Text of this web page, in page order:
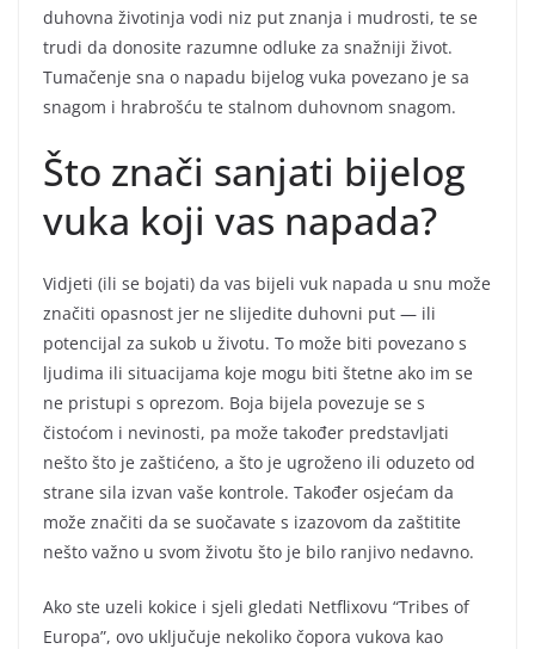
duhovna životinja vodi niz put znanja i mudrosti, te se
trudi da donosite razumne odluke za snažniji život.
Tumačenje sna o napadu bijelog vuka povezano je sa
snagom i hrabrošću te stalnom duhovnom snagom.
Što znači sanjati bijelog
vuka koji vas napada?
Vidjeti (ili se bojati) da vas bijeli vuk napada u snu može
značiti opasnost jer ne slijedite duhovni put — ili
potencijal za sukob u životu. To može biti povezano s
ljudima ili situacijama koje mogu biti štetne ako im se
ne pristupi s oprezom. Boja bijela povezuje se s
čistoćom i nevinosti, pa može također predstavljati
nešto što je zaštićeno, a što je ugroženo ili oduzeto od
strane sila izvan vaše kontrole. Također osjećam da
može značiti da se suočavate s izazovom da zaštitite
nešto važno u svom životu što je bilo ranjivo nedavno.
Ako ste uzeli kokice i sjeli gledati Netflixovu “Tribes of
Europa”, ovo uključuje nekoliko čopora vukova kao